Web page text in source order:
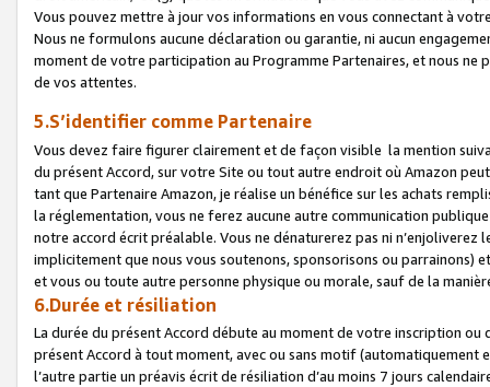
Vous pouvez mettre à jour vos informations en vous connectant à
Nous ne formulons aucune déclaration ou garantie, ni aucun
moment de votre participation au Programme Partenaires, et nous
de vos attentes.
5.S’identifier comme Partenaire
Vous devez faire figurer clairement et de façon visible la mention
du présent Accord, sur votre Site ou tout autre endroit où Amazon
tant que Partenaire Amazon, je réalise un bénéfice sur les achats
la réglementation, vous ne ferez aucune autre communication
notre accord écrit préalable. Vous ne dénaturerez pas ni
implicitement que nous vous soutenons, sponsorisons ou parrainons)
et vous ou toute autre personne physique ou morale, sauf de la
6.Durée et résiliation
La durée du présent Accord débute au moment de votre inscription
présent Accord à tout moment, avec ou sans motif (automatiquement
l’autre partie un préavis écrit de résiliation d’au moins 7 jours